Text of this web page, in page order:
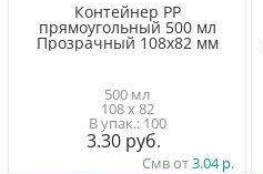
Контейнер PP
прямоугольный 500 мл
Прозрачный 108x82 мм
500 мл
108 x 82
100
3.30
Смв от3.04